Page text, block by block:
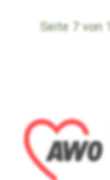
Seite 7 von